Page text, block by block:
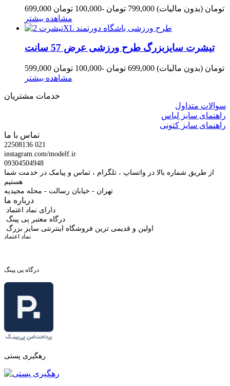
699,000 تومان (بدون مالیات) 799,000 تومان
-100,000 تومان
مشاهده بیشتر
تیشرت سایزبزرگ طرح ورزشی عرض 57 سانت
599,000 تومان (بدون مالیات) 699,000 تومان
-100,000 تومان
مشاهده بیشتر
خدمات مشتریان
سوالات متداول
راهنمای سایز لباس
راهنمای سایز کتونی
تماس با ما
22508136 021
instagram.com/modelf.ir
09304504948
از طریق شماره بالا در واتساپ ، تلگرام ، تماس و پیامک در خدمت شما
هستیم
تهران - خیابان رسالت - محله مجیدیه
درباره ما
دارای نماد اعتماد
درگاه معتبر پی پینگ
اولین و قدیمی ترین فروشگاه اینترنتی سایز بزرگ
نماد اعتماد
درگاه پی پینگ
رهگیری پستی